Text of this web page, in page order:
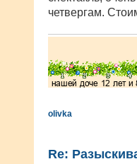
четвергам.
olivka
Re: